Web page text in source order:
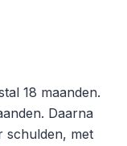
18 maanden.
Daarna
schulden, met